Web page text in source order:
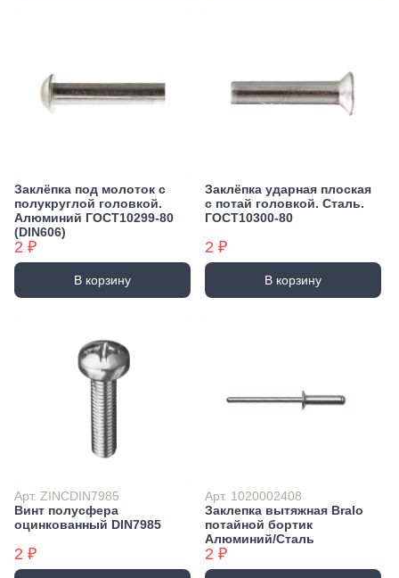
Заклёпка под молоток с
полукруглой головкой.
Алюминий ГОСТ10299-80
(DIN606)
2 ₽
В корзину
Заклёпка ударная плоская
с потай головкой. Сталь.
ГОСТ10300-80
2 ₽
В корзину
Арт. ZINCDIN7985
Винт полусфера
оцинкованный DIN7985
2 ₽
Арт. 1020002408
Заклепка вытяжная Bralo
потайной бортик
Алюминий/Сталь
2 ₽